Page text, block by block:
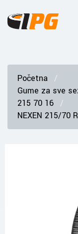
Početna
Gume za sve
215 70 16
NEXEN 215/70